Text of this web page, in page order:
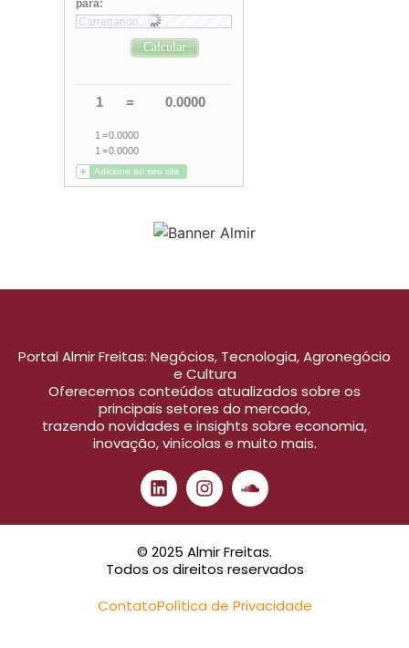
Portal Almir Freitas: Negócios, Tecnologia, Agronegócio
e Cultura
Oferecemos conteúdos atualizados sobre os
principais setores do mercado,
trazendo novidades e insights sobre economia,
inovação, vinícolas e muito mais.
© 2025 Almir Freitas.
Todos os direitos reservados
ContatoPolítica de Privacidade